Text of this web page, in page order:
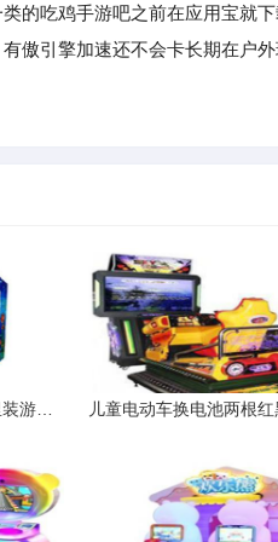
吃鸡手游吧之前在应用宝就下
傲引擎加速还不会卡长期在户